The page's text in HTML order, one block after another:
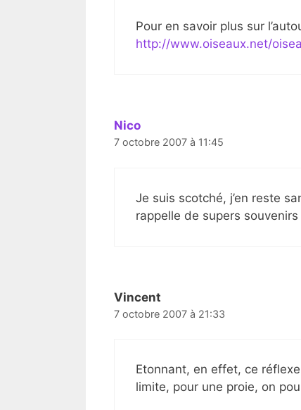
Pour en savoir plus sur
http://www.oiseaux.net/
Nico
7 octobre 2007 à 11:45
Je suis scotché, j’en reste
rappelle de supers
Vincent
7 octobre 2007 à 21:33
Etonnant, en effet, ce
limite, pour une proie, on